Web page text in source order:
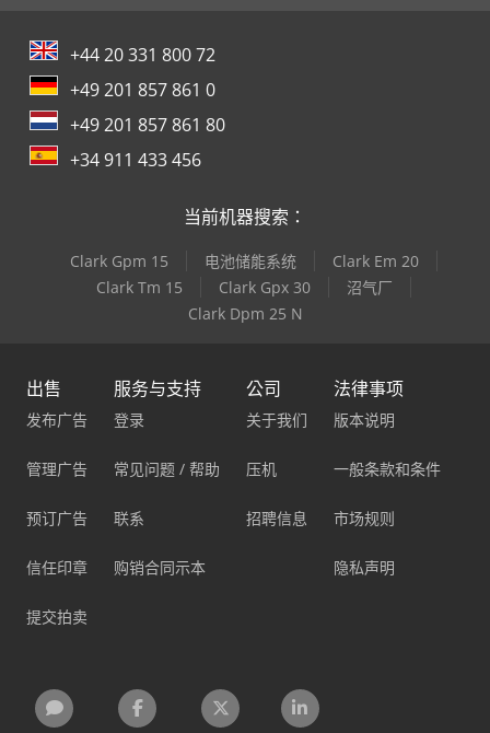
+44 20 331 800 72
+49 201 857 861 0
+49 201 857 861 80
+34 911 433 456
当前机器搜索：
Clark Gpm 15 电池储能系统
Clark Em 20
Clark Tm 15
Clark Gpx 30
沼气厂
Clark Dpm 25 N
出售
发布广告
管理广告
预订广告
信任印章
提交拍卖
服务与支持
登录
常见问题 / 帮助
联系
购销合同示本
公司
关于我们
压机
招聘信息
法律事项
版本说明
一般条款和条件
市场规则
隐私声明